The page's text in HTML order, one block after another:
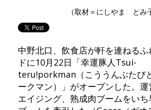
（取材＝にしやま とみ
中野北口、飲食店が軒を連ねる
ドに10月22日「幸運豚人Tsui-
teru!porkman（こううんぶたび
ークマン）」がオープンした。運
エイジング、熟成肉ブームをい